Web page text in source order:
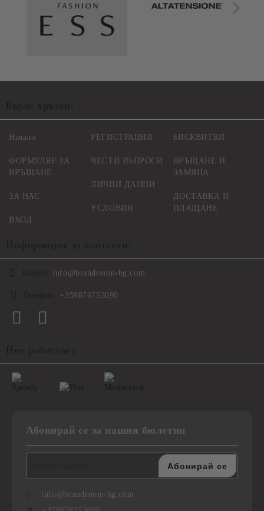
Начало
ФОРМУЛЯР ЗА
ВРЪЩАНЕ
ЗА НАС
ВХОД
РЕГИСТРАЦИЯ
ЧЕСТИ ВЪПРОСИ
ЛИЧНИ ДАННИ
УСЛОВИЯ
БИСКВИТКИ
ВРЪЩАНЕ И
ЗАМЯНА
ДОСТАВКА И
ПЛАЩАНЕ
info@brandroom-bg.com
+359876753090
Абонирай се за нашия бюлетин
info@brandroom-bg.com